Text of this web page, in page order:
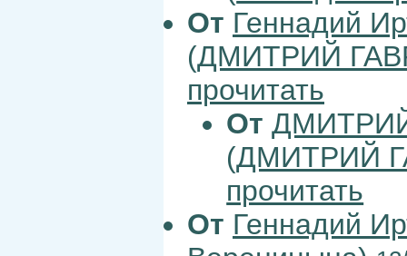
От Геннадий
(ДМИТРИЙ
прочитать
От
(ДМИТРИЙ
прочитать
От Геннадий